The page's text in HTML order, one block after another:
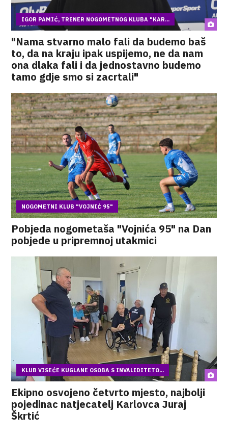
IGOR PAMIĆ, TRENER NOGOMETNOG KLUBA "KAR...
"Nama stvarno malo fali da budemo baš
to, da na kraju ipak uspijemo, ne da nam
ona dlaka fali i da jednostavno budemo
tamo gdje smo si zacrtali"
NOGOMETNI KLUB "VOJNIĆ 95"
Pobjeda nogometaša "Vojnića 95" na Dan
pobjede u pripremnoj utakmici
KLUB VISEĆE KUGLANE OSOBA S INVALIDITETO...
Ekipno osvojeno četvrto mjesto, najbolji
pojedinac natjecatelj Karlovca Juraj
Škrtić